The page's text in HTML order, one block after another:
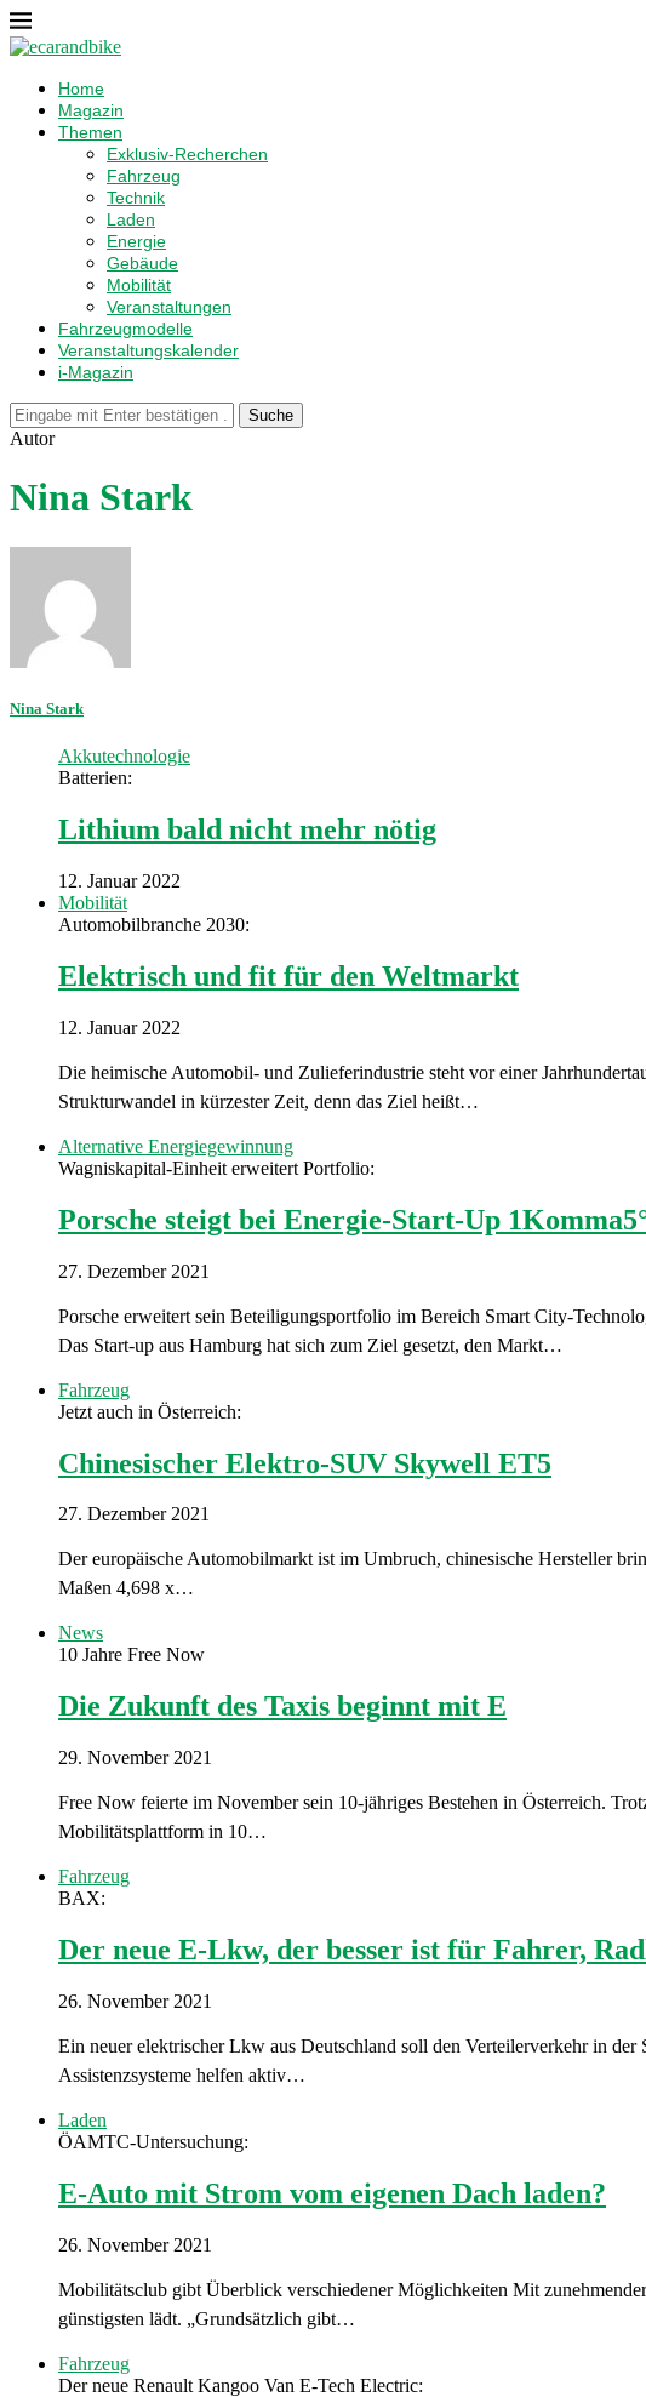
Home
Magazin
Themen
Exklusiv-Recherchen
Fahrzeug
Technik
Laden
Energie
Gebäude
Mobilität
Veranstaltungen
Fahrzeugmodelle
Veranstaltungskalender
i-Magazin
Suche
Autor
Nina Stark
Nina Stark
Akkutechnologie
Batterien:
Lithium bald nicht mehr nötig
12. Januar 2022
Mobilität
Automobilbranche 2030:
Elektrisch und fit für den Weltmarkt
12. Januar 2022
Die heimische Automobil- und Zulieferindustrie steht vor einer
Strukturwandel in kürzester Zeit, denn das Ziel heißt…
Alternative Energiegewinnung
Wagniskapital-Einheit erweitert Portfolio:
Porsche steigt bei Energie-Start-Up
27. Dezember 2021
Porsche erweitert sein Beteiligungsportfolio im Bereich Smart City-
Das Start-up aus Hamburg hat sich zum Ziel gesetzt, den Markt…
Fahrzeug
Jetzt auch in Österreich:
Chinesischer Elektro-SUV Skywell ET5
27. Dezember 2021
Der europäische Automobilmarkt ist im Umbruch, chinesische Hersteller
Maßen 4,698 x…
News
10 Jahre Free Now
Die Zukunft des Taxis beginnt mit E
29. November 2021
Free Now feierte im November sein 10-jähriges Bestehen in Österreich.
Mobilitätsplattform in 10…
Fahrzeug
BAX:
Der neue E-Lkw, der besser ist für Fahrer,
26. November 2021
Ein neuer elektrischer Lkw aus Deutschland soll den Verteilerverkehr in
Assistenzsysteme helfen aktiv…
Laden
ÖAMTC-Untersuchung:
E-Auto mit Strom vom eigenen Dach laden?
26. November 2021
Mobilitätsclub gibt Überblick verschiedener Möglichkeiten Mit
günstigsten lädt. „Grundsätzlich gibt…
Fahrzeug
Der neue Renault Kangoo Van E-Tech Electric: